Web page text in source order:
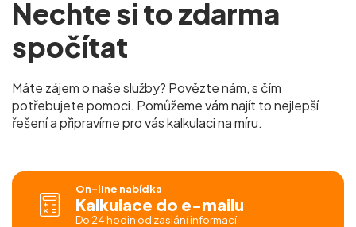
Nechte si to zdarma
spočítat
Máte zájem o naše služby? Povězte nám, s čím
potřebujete pomoci. Pomůžeme vám najít to nejlepší
řešení a připravíme pro vás kalkulaci na míru.
On-line nabídka
Kalkulace do e-mailu
Do 24 hodin od zaslání informací.